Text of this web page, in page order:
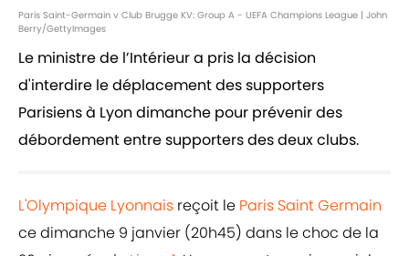
Paris Saint-Germain v Club Brugge KV: Group A - UEFA Champions League | John
Berry/GettyImages
Le ministre de l’Intérieur a pris la décision
d'interdire le déplacement des supporters
Parisiens à Lyon dimanche pour prévenir des
débordement entre supporters des deux clubs.
L'Olympique Lyonnais reçoit le Paris Saint Germain
ce dimanche 9 janvier (20h45) dans le choc de la